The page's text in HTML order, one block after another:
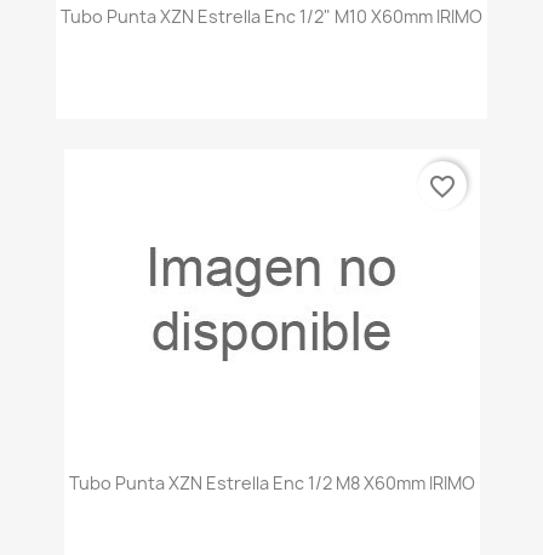
Tubo Punta XZN Estrella Enc 1/2" M10 X60mm IRIMO
Tubo Punta XZN Estrella Enc 1/2 M8 X60mm IRIMO
favorite_border